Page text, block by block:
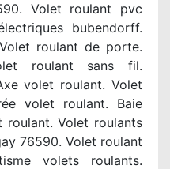
Volet roulant pvc
bubendorff.
roulant de porte.
roulant sans fil.
volet roulant. Volet
volet roulant. Baie
roulant. Volet roulants
76590. Volet roulant
volets roulants.